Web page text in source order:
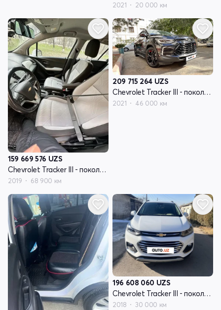
2021 20 000 км
159 669 576 UZS
Chevrolet Tracker III - поколение рестайлинг
2019 68 900 км
209 715 264 UZS
Chevrolet Tracker III - поколение рестайлинг
2021 46 000 км
196 608 060 UZS
Chevrolet Tracker III - поколение рестайлинг
2018 30 000 км